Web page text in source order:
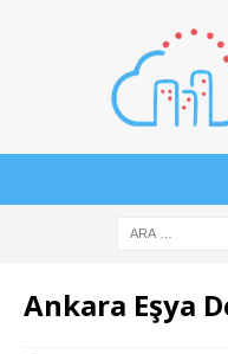
Ankara Eşya